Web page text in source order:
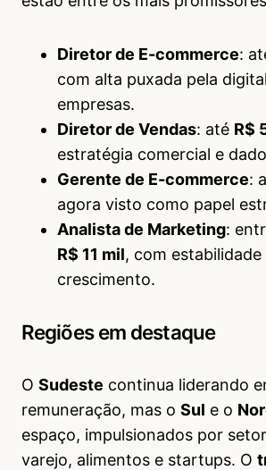
Diretor de E-commerce:
com alta puxada pela
empresas.
Diretor de Vendas: até R$
estratégia comercial e
Gerente de E-commerce:
agora visto como papel
Analista de Marketing:
R$ 11 mil, com
crescimento.
Regiões em destaque
O Sudeste continua liderando
remuneração, mas o Sul e o
espaço, impulsionados por
varejo, alimentos e startups. O